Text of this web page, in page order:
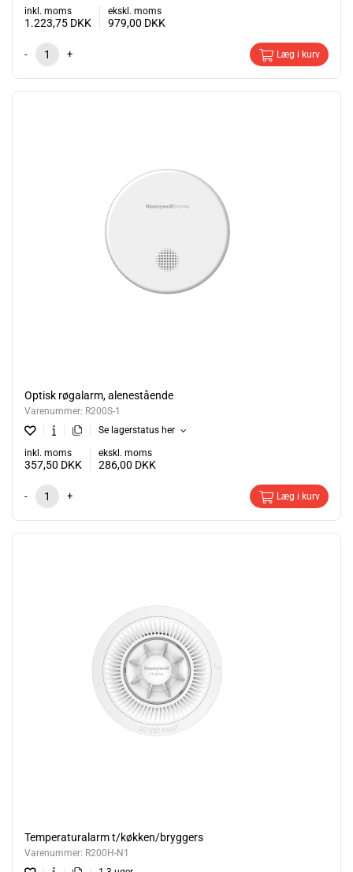
inkl. moms
1.223,75 DKK
ekskl. moms
979,00 DKK
- + Læg i kurv
Optisk røgalarm, alenestående
Varenummer: R200S-1
Se lagerstatus her
inkl. moms
357,50 DKK
ekskl. moms
286,00 DKK
- + Læg i kurv
Temperaturalarm t/køkken/bryggers
Varenummer: R200H-N1